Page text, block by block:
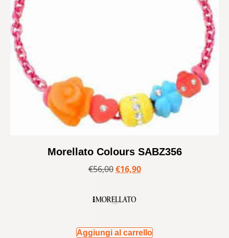
Morellato Colours SABZ356
€56,00 €16,90
Aggiungi al carrello